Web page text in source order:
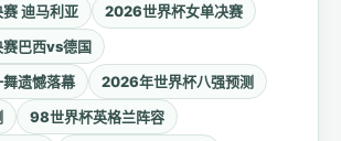
迪马利亚
2026世界杯女单决赛
巴西vs德国
遗憾落幕
2026年世界杯八强预测
98世界杯英格兰阵容